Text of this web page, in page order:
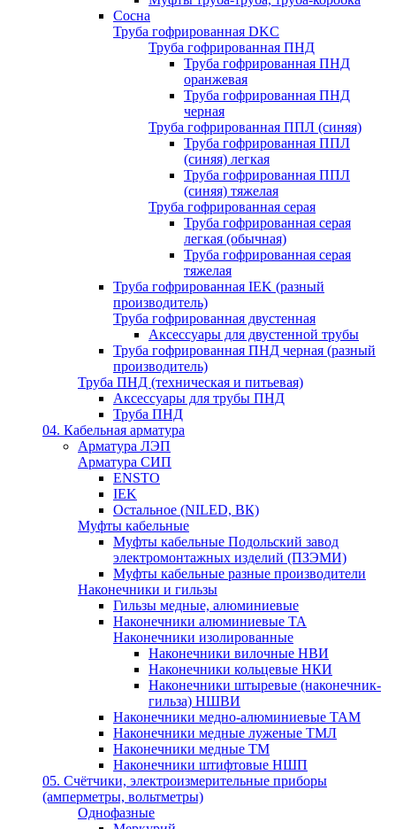
Сосна
Труба гофрированная DKC
Труба гофрированная ПНД
Труба гофрированная ПНД
оранжевая
Труба гофрированная ПНД
черная
Труба гофрированная ППЛ (синяя)
Труба гофрированная ППЛ
(синяя) легкая
Труба гофрированная ППЛ
(синяя) тяжелая
Труба гофрированная серая
Труба гофрированная серая
легкая (обычная)
Труба гофрированная серая
тяжелая
Труба гофрированная IEK (разный
производитель)
Труба гофрированная двустенная
Аксессуары для двустенной трубы
Труба гофрированная ПНД черная (разный
производитель)
Труба ПНД (техническая и питьевая)
Аксессуары для трубы ПНД
Труба ПНД
04. Кабельная арматура
Арматура ЛЭП
Арматура СИП
ENSTO
IEK
Остальное (NILED, ВК)
Муфты кабельные
Муфты кабельные Подольский завод
электромонтажных изделий (ПЗЭМИ)
Муфты кабельные разные производители
Наконечники и гильзы
Гильзы медные, алюминиевые
Наконечники алюминиевые ТА
Наконечники изолированные
Наконечники вилочные НВИ
Наконечники кольцевые НКИ
Наконечники штыревые (наконечник-
гильза) НШВИ
Наконечники медно-алюминиевые ТАМ
Наконечники медные луженые ТМЛ
Наконечники медные ТМ
Наконечники штифтовые НШП
05. Счётчики, электроизмерительные приборы
(амперметры, вольтметры)
Однофазные